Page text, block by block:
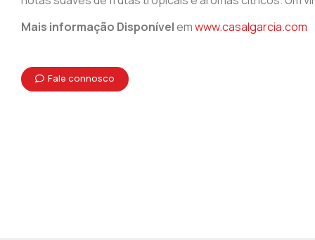
Mais informação Disponívelemwww.casalgarcia.com
Fale connosco